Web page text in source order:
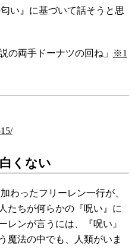
い』に基づいて話そうと思
の両手ドーナツの回ね」 ※1
くない
わったフリーレン一行が、
たちが何らかの『呪い』に
レンが言うには、『呪い』
魔法の中でも、人類がいま